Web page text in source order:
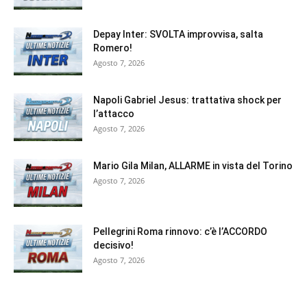
Depay Inter: SVOLTA improvvisa, salta
Romero!
Agosto 7, 2026
Napoli Gabriel Jesus: trattativa shock per
l’attacco
Agosto 7, 2026
Mario Gila Milan, ALLARME in vista del Torino
Agosto 7, 2026
Pellegrini Roma rinnovo: c’è l’ACCORDO
decisivo!
Agosto 7, 2026